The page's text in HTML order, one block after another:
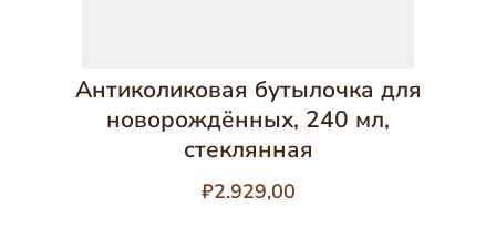
Антиколиковая бутылочка для
новорождённых, 240 мл,
стеклянная
₽2.929,00